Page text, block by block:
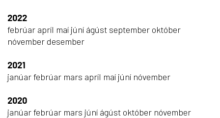
2022
febrúar apríl maí júní ágúst september október
nóvember desember
2021
janúarfebrúar mars apríl maí júní nóvember
2020
janúarfebrúar mars júní ágúst október nóvember